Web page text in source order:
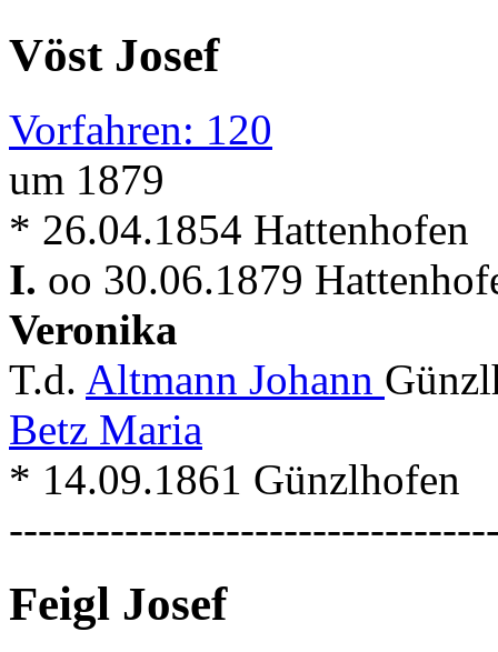
Vöst Josef
Vorfahren: 120
um 1879
* 26.04.1854 Hattenhofen
I. oo 30.06.1879
Veronika
T.d. Altmann Johann
Betz Maria
* 14.09.1861 Günzlhofen
Feigl Josef